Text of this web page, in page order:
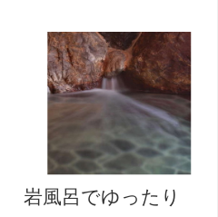
岩風呂でゆったり